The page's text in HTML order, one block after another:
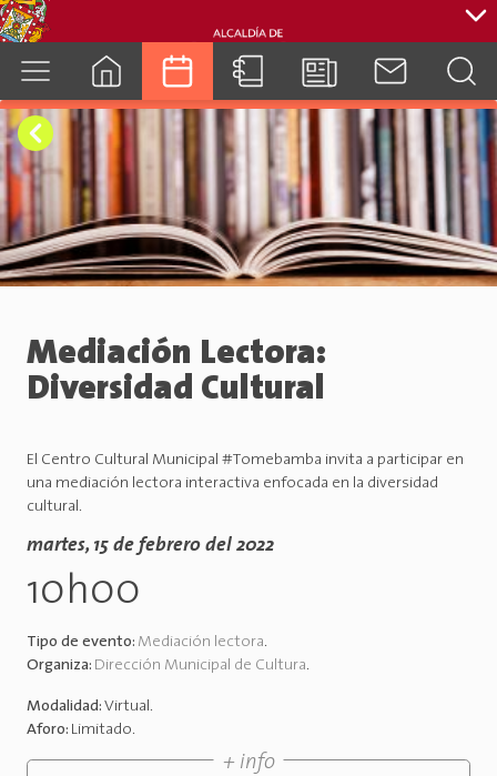
cuenca.gob.ec
Mediación Lectora:
Diversidad Cultural
El Centro Cultural Municipal #Tomebamba invita a participar en
una mediación lectora interactiva enfocada en la diversidad
cultural.
martes, 15 de febrero del 2022
10h00
Tipo de evento: Mediación lectora.
Organiza: Dirección Municipal de Cultura.
Modalidad: Virtual.
Aforo: Limitado.
+ info